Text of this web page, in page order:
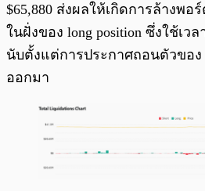
$65,880 ส่งผลให้เกิดการล้างพอ
ในฝั่งของ long position ซึ่งใช้เว
นับตั้งแต่การประกาศถอนตัวของ
ออกมา